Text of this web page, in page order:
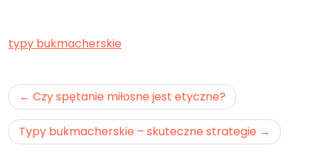
typy bukmacherskie
Nawigacja
wpisu
Czy spętanie miłosne jest etyczne?
Typy bukmacherskie – skuteczne strategie